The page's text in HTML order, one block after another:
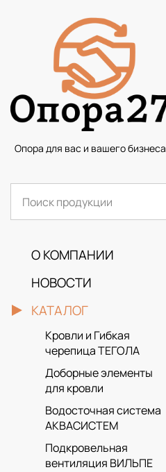
Опора для вас и вашего бизнеса
О КОМПАНИИ
НОВОСТИ
КАТАЛОГ
Кровли и Гибкая
черепица ТЕГОЛА
Доборные элементы
для кровли
Водосточная система
АКВАСИСТЕМ
Подкровельная
вентиляция ВИЛЬПЕ